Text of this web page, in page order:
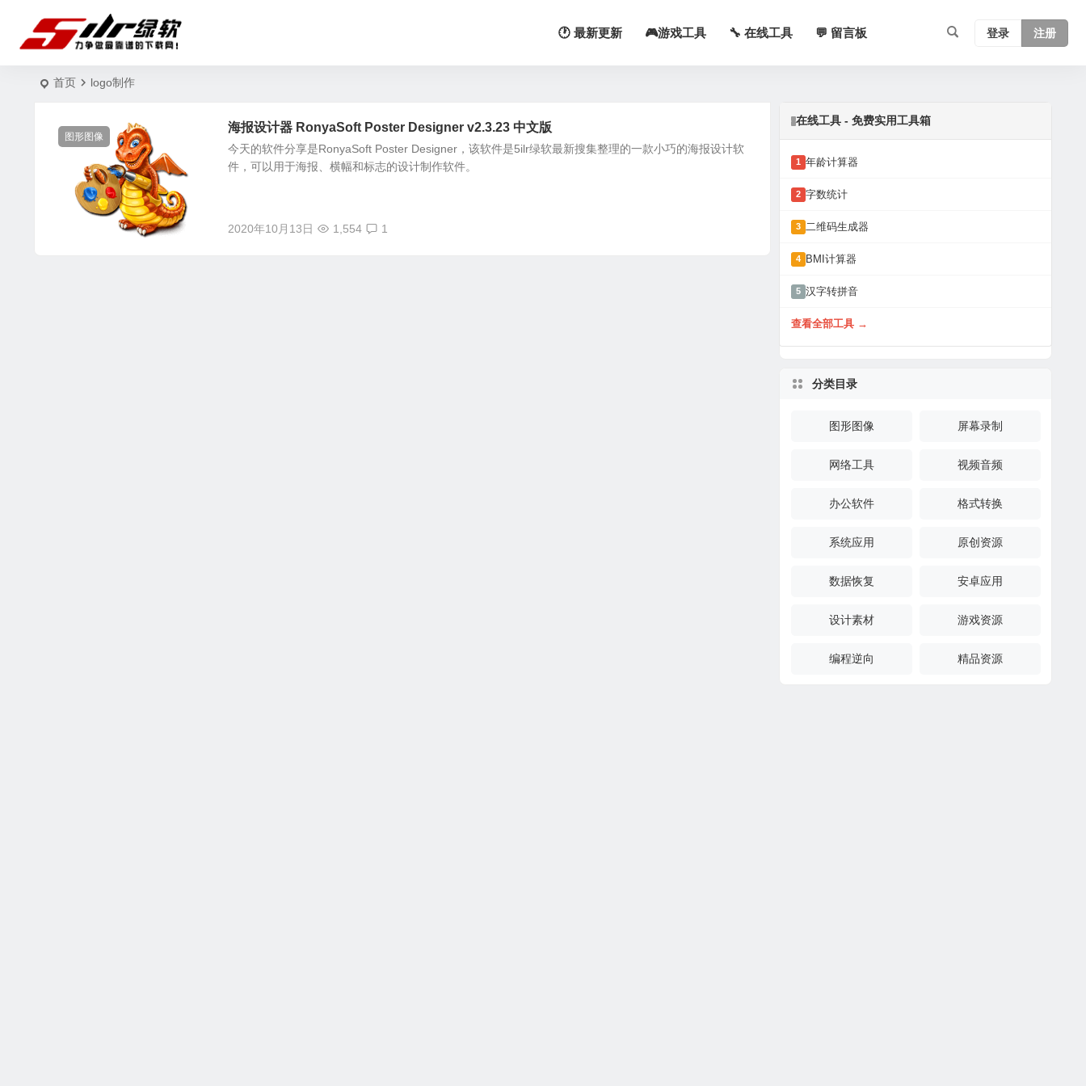
🕐 最新更新 🎮游戏工具 🔧 在线工具 💬 留言板 登录 注册
首页 logo制作
图形图像
海报设计器 RonyaSoft Poster Designer v2.3.23 中文版
今天的软件分享是RonyaSoft Poster Designer，该软件是5ilr绿软最新搜集整理的一款小巧的海报设计软
件，可以用于海报、横幅和标志的设计制作软件。
2020年10月13日 1,554 1
在线工具 - 免费实用工具箱
1 年龄计算器
2 字数统计
3 二维码生成器
4 BMI计算器
5 汉字转拼音
查看全部工具 →
分类目录
图形图像 屏幕录制
网络工具 视频音频
办公软件 格式转换
系统应用 原创资源
数据恢复 安卓应用
设计素材 游戏资源
编程逆向 精品资源